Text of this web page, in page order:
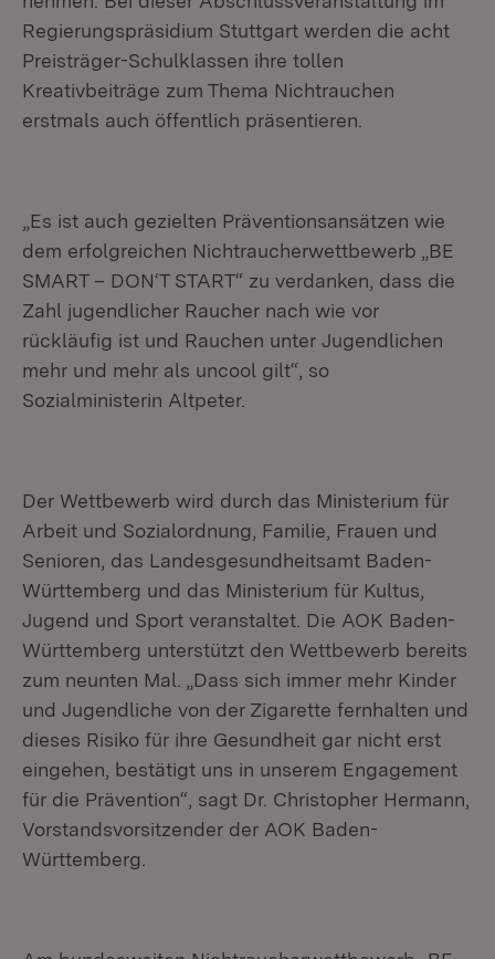
Regierungspräsidium Stuttgart werden die acht
Preisträger-Schulklassen ihre tollen
Kreativbeiträge zum Thema Nichtrauchen
erstmals auch öffentlich präsentieren.
„Es ist auch gezielten Präventionsansätzen wie
dem erfolgreichen Nichtraucherwettbewerb „BE
SMART – DON‘T START“ zu verdanken, dass die
Zahl jugendlicher Raucher nach wie vor
rückläufig ist und Rauchen unter Jugendlichen
mehr und mehr als uncool gilt“, so
Sozialministerin Altpeter.
Der Wettbewerb wird durch das Ministerium für
Arbeit und Sozialordnung, Familie, Frauen und
Senioren, das Landesgesundheitsamt Baden-
Württemberg und das Ministerium für Kultus,
Jugend und Sport veranstaltet. Die AOK Baden-
Württemberg unterstützt den Wettbewerb bereits
zum neunten Mal. „Dass sich immer mehr Kinder
und Jugendliche von der Zigarette fernhalten und
dieses Risiko für ihre Gesundheit gar nicht erst
eingehen, bestätigt uns in unserem Engagement
für die Prävention“, sagt Dr. Christopher Hermann,
Vorstandsvorsitzender der AOK Baden-
Württemberg.